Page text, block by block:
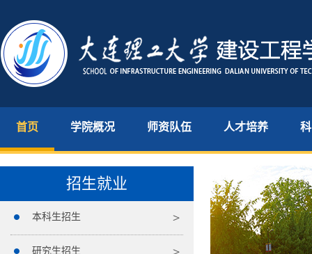
首页 学院概况 师资队伍 人才培养
招生就业
本科生招生
研究生招生